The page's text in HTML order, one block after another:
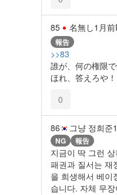
85 名無し1月前
報告
>>83
誰が、何の権限
ほれ、答えろや！
0
86 그냥 정희준
NG 報告
지금이 딱 그런
패권과 질서는 재
을 희생해서 베이
습니다. 자체 무